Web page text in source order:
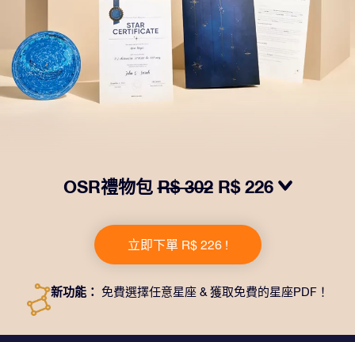
OSR禮物包R$ 302 R$ 226
一個精美的信封、寄往您的收貨地址的個性化文檔、電子
文件以及免費應用程序。這是一種向親友贈送永恒禮物的
神奇方式。
立即下單 R$ 226 !
新功能： 免費選擇任意星座 & 獲取免費的星座PDF！